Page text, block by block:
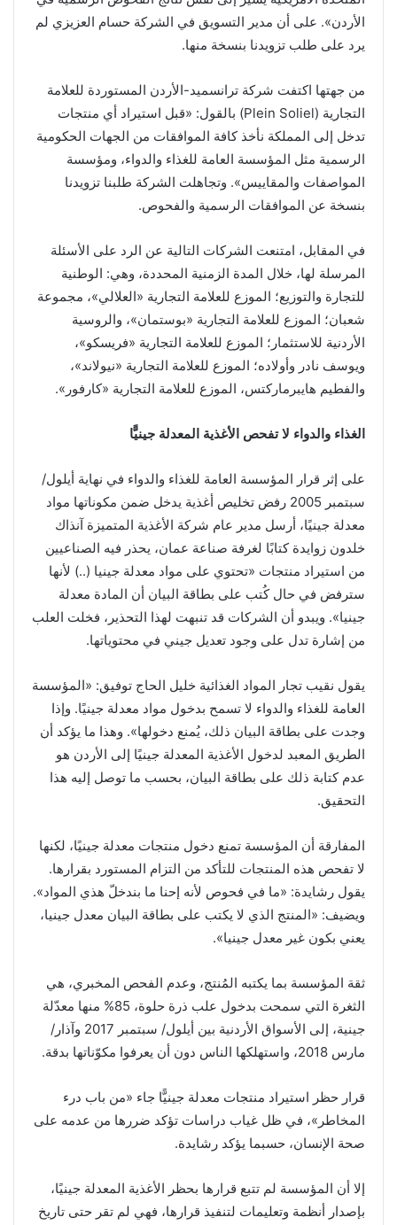
الأردن». على أن مدير التسويق في الشركة حسام العزيزي لم
يرد على طلب تزويدنا بنسخة منها.
من جهتها اكتفت شركة ترانسميد-الأردن المستوردة للعلامة
التجارية (Plein Soliel) بالقول: «قبل استيراد أي منتجات
تدخل إلى المملكة نأخذ كافة الموافقات من الجهات الحكومية
الرسمية مثل المؤسسة العامة للغذاء والدواء، ومؤسسة
المواصفات والمقاييس». وتجاهلت الشركة طلبنا تزويدنا
بنسخة عن الموافقات الرسمية والفحوص.
في المقابل، امتنعت الشركات التالية عن الرد على الأسئلة
المرسلة لها، خلال المدة الزمنية المحددة، وهي: الوطنية
للتجارة والتوزيع؛ الموزع للعلامة التجارية «العلالي»، مجموعة
شعبان؛ الموزع للعلامة التجارية «بوستمان»، والروسية
الأردنية للاستثمار؛ الموزع للعلامة التجارية «فريسكو»،
ويوسف نادر وأولاده؛ الموزع للعلامة التجارية «نيولاند»،
والفطيم هايبرماركتس، الموزع للعلامة التجارية «كارفور».
الغذاء والدواء لا تفحص الأغذية المعدلة جينيًّا
على إثر قرار المؤسسة العامة للغذاء والدواء في نهاية أيلول/
سبتمبر 2005 رفض تخليص أغذية يدخل ضمن مكوناتها مواد
معدلة جينيًا، أرسل مدير عام شركة الأغذية المتميزة آنذاك
خلدون زوايدة كتابًا لغرفة صناعة عمان، يحذر فيه الصناعيين
من استيراد منتجات «تحتوي على مواد معدلة جينيا (..) لأنها
سترفض في حال كُتب على بطاقة البيان أن المادة معدلة
جينيا». ويبدو أن الشركات قد تنبهت لهذا التحذير، فخلت العلب
من إشارة تدل على وجود تعديل جيني في محتوياتها.
يقول نقيب تجار المواد الغذائية خليل الحاج توفيق: «المؤسسة
العامة للغذاء والدواء لا تسمح بدخول مواد معدلة جينيًا. وإذا
وجدت على بطاقة البيان ذلك، يُمنع دخولها». وهذا ما يؤكد أن
الطريق المعبد لدخول الأغذية المعدلة جينيًا إلى الأردن هو
عدم كتابة ذلك على بطاقة البيان، بحسب ما توصل إليه هذا
التحقيق.
المفارقة أن المؤسسة تمنع دخول منتجات معدلة جينيًا، لكنها
لا تفحص هذه المنتجات للتأكد من التزام المستورد بقرارها.
يقول رشايدة: «ما في فحوص لأنه إحنا ما بندخلّ هذي المواد».
ويضيف: «المنتج الذي لا يكتب على بطاقة البيان معدل جينيا،
يعني بكون غير معدل جينيا».
ثقة المؤسسة بما يكتبه المُنتج، وعدم الفحص المخبري، هي
الثغرة التي سمحت بدخول علب ذرة حلوة، 85% منها معدّلة
جينية، إلى الأسواق الأردنية بين أيلول/ سبتمبر 2017 وآذار/
مارس 2018، واستهلكها الناس دون أن يعرفوا مكوّناتها بدقة.
قرار حظر استيراد منتجات معدلة جينيًّا جاء «من باب درء
المخاطر»، في ظل غياب دراسات تؤكد ضررها من عدمه على
صحة الإنسان، حسبما يؤكد رشايدة.
إلا أن المؤسسة لم تتبع قرارها بحظر الأغذية المعدلة جينيًا،
بإصدار أنظمة وتعليمات لتنفيذ قرارها، فهي لم تقر حتى تاريخ